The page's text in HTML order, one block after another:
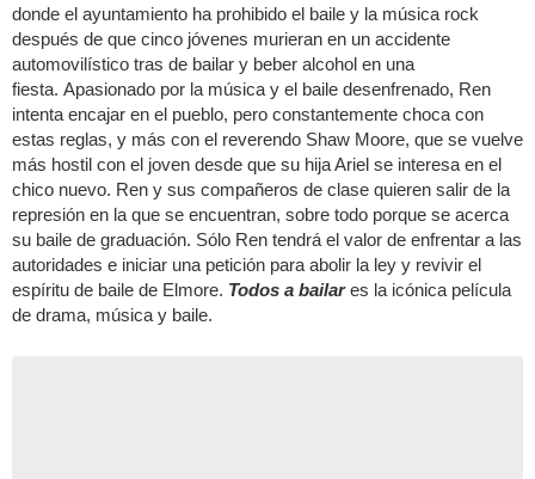
donde el ayuntamiento ha prohibido el baile y la música rock
después de que cinco jóvenes murieran en un accidente
automovilístico tras de bailar y beber alcohol en una
fiesta. Apasionado por la música y el baile desenfrenado, Ren
intenta encajar en el pueblo, pero constantemente choca con
estas reglas, y más con el reverendo Shaw Moore, que se vuelve
más hostil con el joven desde que su hija Ariel se interesa en el
chico nuevo. Ren y sus compañeros de clase quieren salir de la
represión en la que se encuentran, sobre todo porque se acerca
su baile de graduación. Sólo Ren tendrá el valor de enfrentar a las
autoridades e iniciar una petición para abolir la ley y revivir el
espíritu de baile de Elmore. Todos a bailares la icónica película
de drama, música y baile.